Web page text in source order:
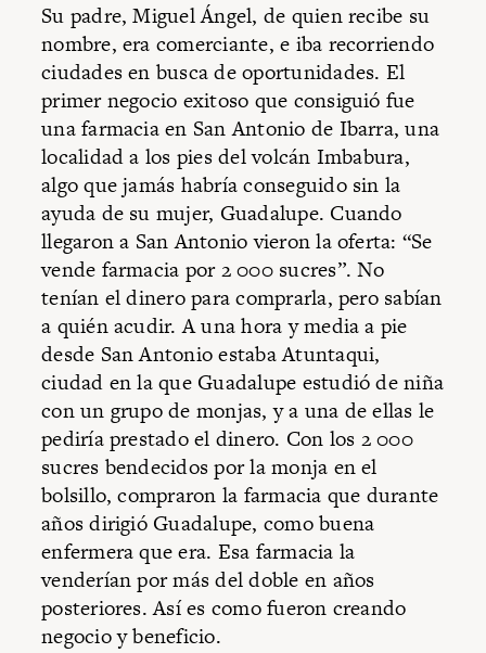
Su padre, Miguel Ángel, de quien recibe su
nombre, era comerciante, e iba recorriendo
ciudades en busca de oportunidades. El
primer negocio exitoso que consiguió fue
una farmacia en San Antonio de Ibarra, una
localidad a los pies del volcán Imbabura,
algo que jamás habría conseguido sin la
ayuda de su mujer, Guadalupe. Cuando
llegaron a San Antonio vieron la oferta: “Se
vende farmacia por 2 000 sucres”. No
tenían el dinero para comprarla, pero sabían
a quién acudir. A una hora y media a pie
desde San Antonio estaba Atuntaqui,
ciudad en la que Guadalupe estudió de niña
con un grupo de monjas, y a una de ellas le
pediría prestado el dinero. Con los 2 000
sucres bendecidos por la monja en el
bolsillo, compraron la farmacia que durante
años dirigió Guadalupe, como buena
enfermera que era. Esa farmacia la
venderían por más del doble en años
posteriores. Así es como fueron creando
negocio y beneficio.